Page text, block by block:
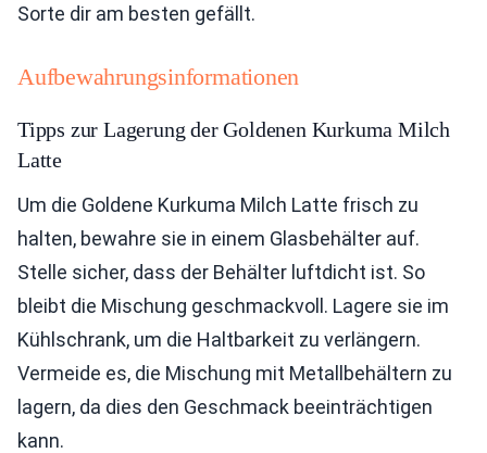
Sorte dir am besten gefällt.
Aufbewahrungsinformationen
Tipps zur Lagerung der Goldenen Kurkuma Milch
Latte
Um die Goldene Kurkuma Milch Latte frisch zu
halten, bewahre sie in einem Glasbehälter auf.
Stelle sicher, dass der Behälter luftdicht ist. So
bleibt die Mischung geschmackvoll. Lagere sie im
Kühlschrank, um die Haltbarkeit zu verlängern.
Vermeide es, die Mischung mit Metallbehältern zu
lagern, da dies den Geschmack beeinträchtigen
kann.